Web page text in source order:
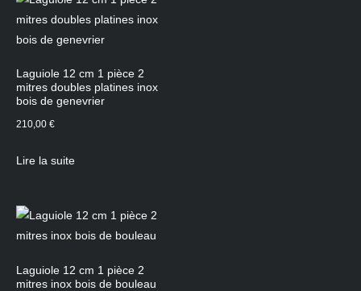
Laguiole 12 cm 1 pièce 2
mitres doubles platines inox
bois de genevrier
210,00 €
Lire la suite
Laguiole 12 cm 1 pièce 2
mitres inox bois de bouleau